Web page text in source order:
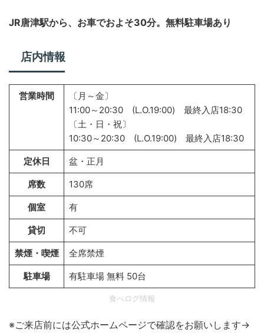
JR唐津駅から、お車でおよそ30分。無料駐車場あり
店内情報
営業時間
〔月～金〕
11:00～20:30 (L.O.19:00) 最終入店18:30
〔土・日・祝〕
10:30～20:30 (L.O.19:00) 最終入店18:30
定休日 盆・正月
席数 130席
個室 有
貸切 不可
禁煙・喫煙 全席禁煙
駐車場 有駐車場 無料 50台
食べログ情報
※ご来店前には公式ホームページで確認をお願いします→